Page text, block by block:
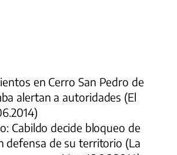
en Cerro San Pedro de
alertan a autoridades (El
Cabildo decide bloqueo de
defensa de su territorio (La